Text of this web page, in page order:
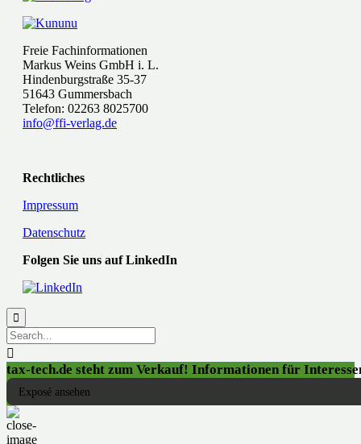
Freie Fachinformationen
Markus Weins GmbH i. L.
Hindenburgstraße 35-37
51643 Gummersbach
Telefon: 02263 8025700
info@ffi-verlag.de
Rechtliches
Impressum
Datenschutz
Folgen Sie uns auf LinkedIn


tax-tech.de steht zum Verkauf! Informationen für
Exposé ansehen